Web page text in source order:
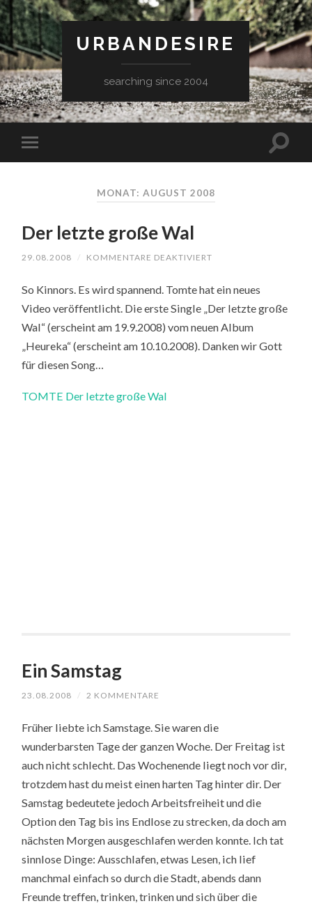
URBANDESIRE
searching since 2004
MONAT: AUGUST 2008
Der letzte große Wal
29.08.2008 / KOMMENTARE DEAKTIVIERT
GROSSE W
So Kinnors. Es wird spannend. Tomte hat ein neues
Video veröffentlicht. Die erste Single „Der letzte große
Wal“ (erscheint am 19.9.2008) vom neuen Album
„Heureka“ (erscheint am 10.10.2008). Danken wir Gott
für diesen Song…
TOMTE Der letzte große Wal
Ein Samstag
23.08.2008 / 2 KOMMENTARE
Früher liebte ich Samstage. Sie waren die
wunderbarsten Tage der ganzen Woche. Der Freitag ist
auch nicht schlecht. Das Wochenende liegt noch vor dir,
trotzdem hast du meist einen harten Tag hinter dir. Der
Samstag bedeutete jedoch Arbeitsfreiheit und die
Option den Tag bis ins Endlose zu strecken, da doch am
nächsten Morgen ausgeschlafen werden konnte. Ich tat
sinnlose Dinge: Ausschlafen, etwas Lesen, ich lief
manchmal einfach so durch die Stadt, abends dann
Freunde treffen, trinken, trinken und sich über die